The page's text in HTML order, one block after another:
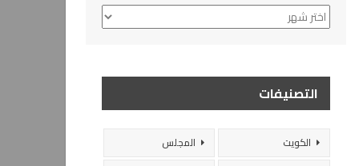
الأرشيف
التصنيفات
الكويت
المجلس